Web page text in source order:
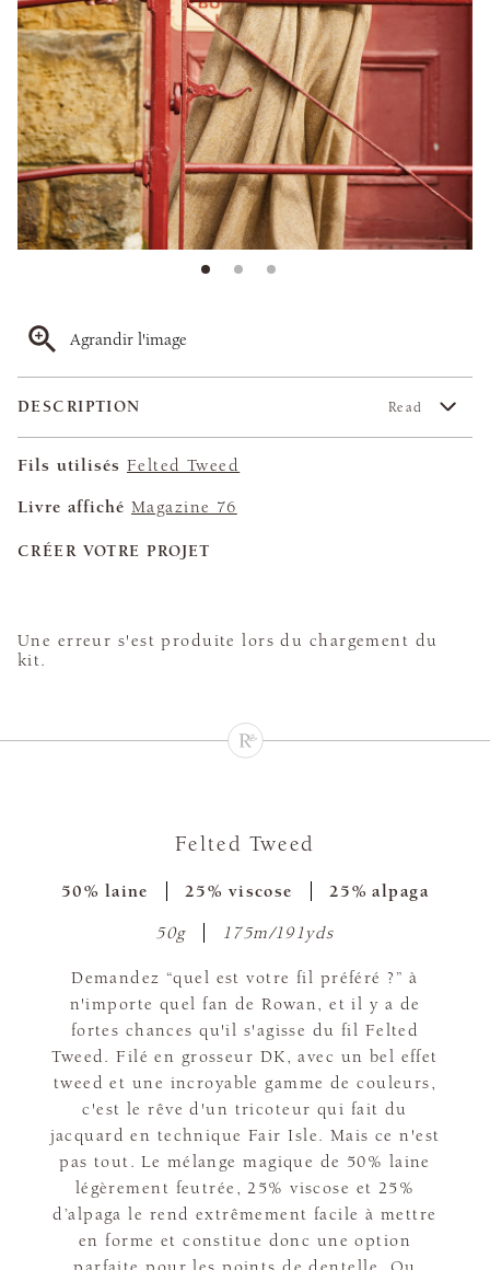
Agrandir l'image
DESCRIPTION Read
Fils utilisés Felted Tweed
Livre affiché Magazine 76
CRÉER VOTRE PROJET
Une erreur s'est produite lors du chargement du
kit.
Felted Tweed
50% laine 25% viscose 25% alpaga
50g 175m/191yds
Demandez “quel est votre fil préféré ?” à
n'importe quel fan de Rowan, et il y a de
fortes chances qu'il s'agisse du fil Felted
Tweed. Filé en grosseur DK, avec un bel effet
tweed et une incroyable gamme de couleurs,
c'est le rêve d'un tricoteur qui fait du
jacquard en technique Fair Isle. Mais ce n'est
pas tout. Le mélange magique de 50% laine
légèrement feutrée, 25% viscose et 25%
d’alpaga le rend extrêmement facile à mettre
en forme et constitue donc une option